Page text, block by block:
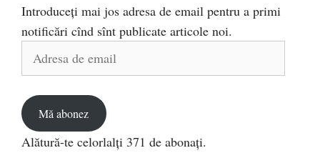
Introduceți mai jos adresa de email pentru a primi
notificări cînd sînt publicate articole noi.
Adresa
Mă abonez
Alătură-te celorlalți 371 de abonați.